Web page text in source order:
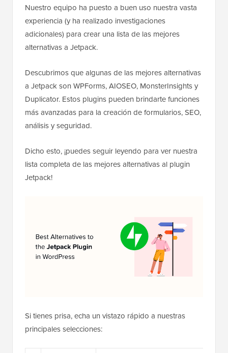
Nuestro equipo ha puesto a buen uso nuestra vasta
experiencia (y ha realizado investigaciones
adicionales) para crear una lista de las mejores
alternativas a Jetpack.
Descubrimos que algunas de las mejores alternativas
a Jetpack son WPForms, AIOSEO, MonsterInsights y
Duplicator. Estos plugins pueden brindarte funciones
más avanzadas para la creación de formularios, SEO,
análisis y seguridad.
Dicho esto, ¡puedes seguir leyendo para ver nuestra
lista completa de las mejores alternativas al plugin
Jetpack!
Si tienes prisa, echa un vistazo rápido a nuestras
principales selecciones: